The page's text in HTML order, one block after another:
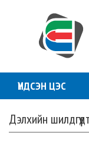
ҮНДСЭН ЦЭС
Дэлхийн